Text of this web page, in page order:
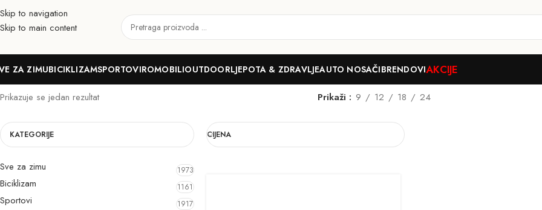
Skip to navigation
Skip to main content
ZA ZIMUBICIKLIZAMSPORTOVIROMOBILIOUTDOORLJEPOTA & ZDRAVLJEAUTO NOSAČIBRENDOVIAKCIJE
Djeca
Prikazuje se jedan rezultat Prikaži 9 12 18 24
KATEGORIJE
Sve za zimu 1973
Biciklizam 1161
Sportovi 1917
CIJENA